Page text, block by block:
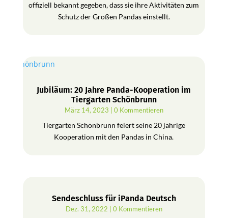
offiziell bekannt gegeben, dass sie ihre Aktivitäten zum
Schutz der Großen Pandas einstellt.
Jubiläum: 20 Jahre Panda-Kooperation im
Tiergarten Schönbrunn
März 14, 2023 | 0 Kommentieren
Tiergarten Schönbrunn feiert seine 20 jährige
Kooperation mit den Pandas in China.
Sendeschluss für iPanda Deutsch
Dez. 31, 2022 | 0 Kommentieren